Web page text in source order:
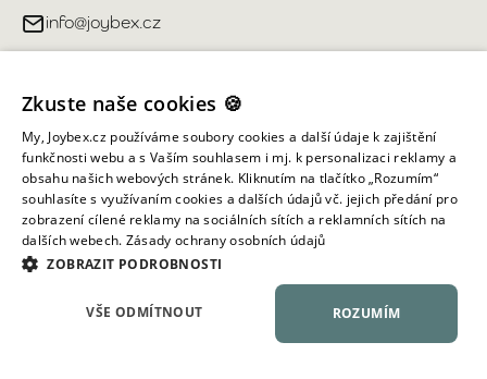
info@joybex.cz
Můj účet
Informace obchodu
Všechna práva vyhrazena ©
Zkuste naše cookies 🍪
My, Joybex.cz používáme soubory cookies a další údaje k zajištění
funkčnosti webu a s Vaším souhlasem i mj. k personalizaci reklamy a
obsahu našich webových stránek. Kliknutím na tlačítko „Rozumím“
souhlasíte s využívaním cookies a dalších údajů vč. jejich předání pro
zobrazení cílené reklamy na sociálních sítích a reklamních sítích na
dalších webech. Zásady ochrany osobních údajů
ZOBRAZIT PODROBNOSTI
ROZUMÍM
VŠE ODMÍTNOUT